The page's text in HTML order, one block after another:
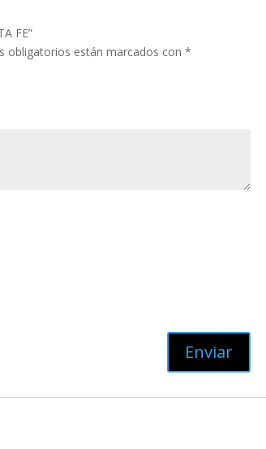
FE”
obligatorios están marcados con*